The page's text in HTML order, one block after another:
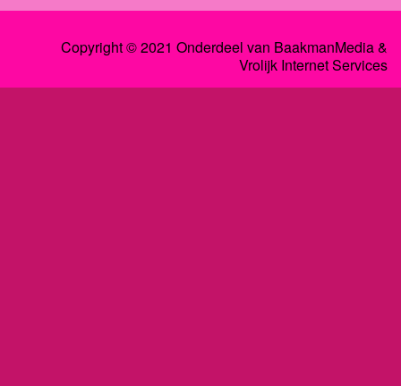
Copyright © 2021 Onderdeel van BaakmanMedia&
Vrolijk Internet Services